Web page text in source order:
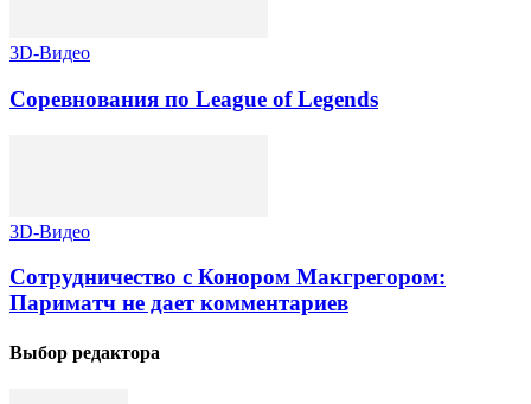
3D-Видео
Соревнования по League of Legends
3D-Видео
Сотрудничество с Конором Макгрегором:
Париматч не дает комментариев
Выбор редактора